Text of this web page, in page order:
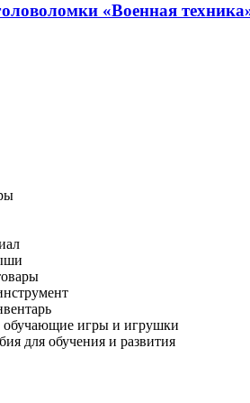
«Военная
игры и игрушки
для обучения и развития